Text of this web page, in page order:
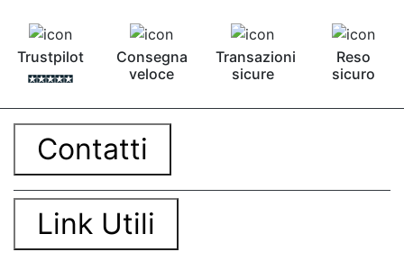
Trustpilot
Consegna
veloce
Transazioni
sicure
Reso
sicuro
Contatti
Link Utili